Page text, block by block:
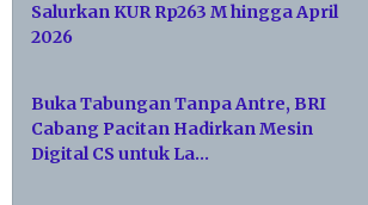
Salurkan KUR Rp263 M hingga April
2026
Buka Tabungan Tanpa Antre, BRI
Cabang Pacitan Hadirkan Mesin
Digital CS untuk La…